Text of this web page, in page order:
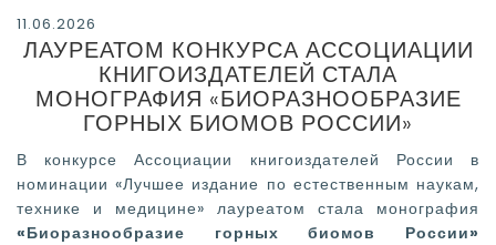
11.06.2026
ЛАУРЕАТОМ КОНКУРСА АССОЦИАЦИИ
КНИГОИЗДАТЕЛЕЙ СТАЛА
МОНОГРАФИЯ «БИОРАЗНООБРАЗИЕ
ГОРНЫХ БИОМОВ РОССИИ»
В конкурсе Ассоциации книгоиздателей России в
номинации «Лучшее издание по естественным наукам,
технике и медицине» лауреатом стала монография
«Биоразнообразие горных биомов России»